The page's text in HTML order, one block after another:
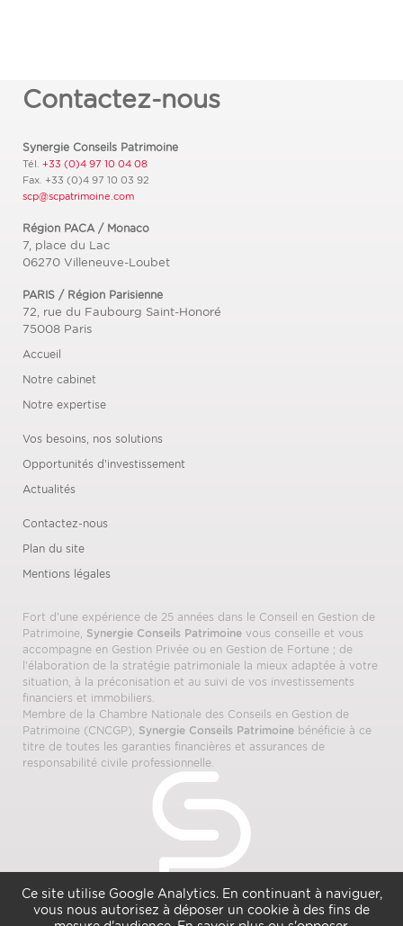
Ce site utilise Google Analytics. En continuant à naviguer,
vous nous autorisez à déposer un cookie à des fins de
Contactez-nous
Synergie Conseils Patrimoine
Tél. +33 (0)4 97 10 04 08
Fax. +33 (0)4 97 10 03 92
scp@scpatrimoine.com
Région PACA / Monaco
7, place du Lac
06270 Villeneuve-Loubet
PARIS / Région Parisienne
72, rue du Faubourg Saint-Honoré
75008 Paris
Accueil
Notre cabinet
Notre expertise
Vos besoins, nos solutions
Opportunités d’investissement
Actualités
Contactez-nous
Plan du site
Mentions légales
Fort d’une expérience de 25 années dans le Conseil en Gestion de
Patrimoine, Synergie Conseils Patrimoine vous conseille et vous
accompagne en Gestion Privée ou en Gestion de Fortune ; de
l’élaboration de la stratégie patrimoniale la mieux adaptée à votre
situation, à la préconisation et au suivi de vos investissements
financiers et immobiliers.
Membre de la Chambre Nationale des Conseils en Gestion de
Patrimoine (CNCGP), Synergie Conseils Patrimoine bénéficie à ce
titre de toutes les garanties financières et assurances de
responsabilité civile professionnelle.